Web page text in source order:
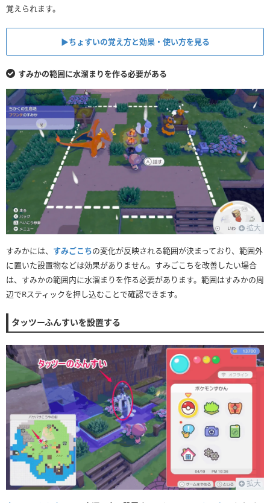
覚えられます。
▶︎ちょすいの覚え方と効果・使い方を見る
すみかの範囲に水溜まりを作る必要がある
拡大
すみかには、 すみごこちの変化が反映される範囲が決まっており、範囲外
に置いた設置物などは効果がありません。すみごこちを改善したい場合
は、すみかの範囲内に水溜まりを作る必要があります。範囲はすみかの周
辺でRスティックを押し込むことで確認できます。
タッツーふんすいを設置する
拡大